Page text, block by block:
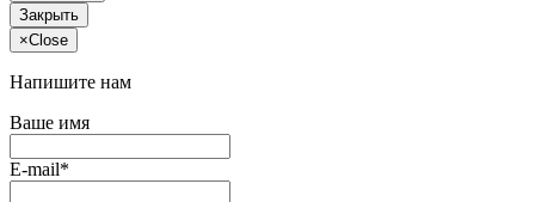
Закрыть
×Close
Напишите нам
Ваше имя
E-mail*